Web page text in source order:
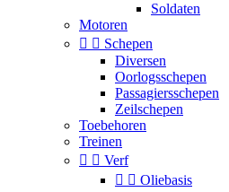
Soldaten
Motoren
  Schepen
Diversen
Oorlogsschepen
Passagiersschepen
Zeilschepen
Toebehoren
Treinen
  Verf
  Oliebasis